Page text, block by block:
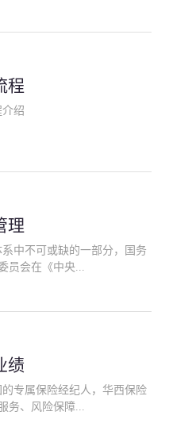
公众责任保险、精神病监护
保险等）；（三）传统财产
着业务的开展，华西经纪会
经纪服务。
程
绍
理
中不可或缺的一部分，国务
员会在《中央...
经营效率；能够为企业提供
风险转移到灾后防损、索赔
拓展和深化由保险公司提供
绩
专属保险经纪人，华西保险
务、风险保障...